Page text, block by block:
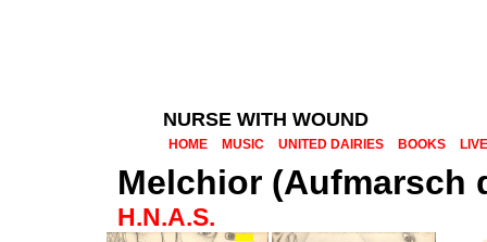
NURSE WITH WOUND
HOME MUSIC UNITED DAIRIES BOOKS LIVE
Melchior (Aufmarsch
H.N.A.S.